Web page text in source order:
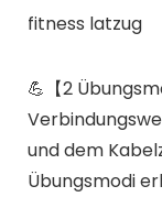
fitness latzug
💪【2
und dem
Übungsmodi